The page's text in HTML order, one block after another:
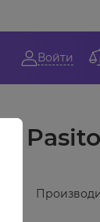
Войти